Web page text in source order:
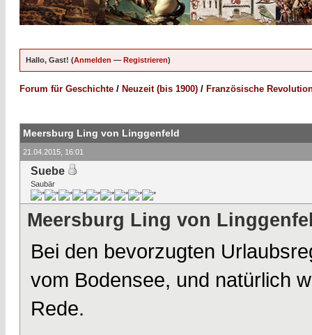
Hallo, Gast! (Anmelden — Registrieren)
Forum für Geschichte / Neuzeit (bis 1900) / Französische
Meersburg Ling von Linggenfeld
21.04.2015, 16:01
Suebe
Saubär
Meersburg Ling von
Bei den bevorzugten
vom Bodensee, und natürlich
Rede.